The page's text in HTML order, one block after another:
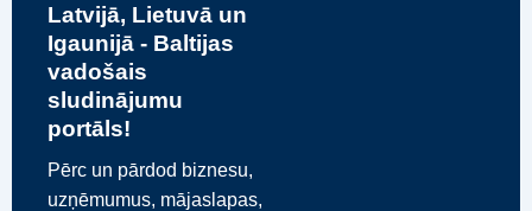
Latvijā, Lietuvā un
Igaunijā - Baltijas
vadošais
sludinājumu
portāls!
Pērc un pārdod biznesu,
uzņēmumus, mājaslapas,